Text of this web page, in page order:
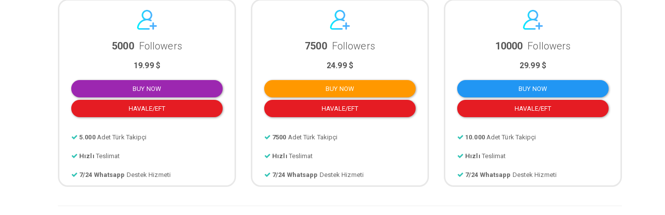
5000 Followers
19.99 $
BUY NOW
HAVALE/EFT
5.000 Adet Türk Takipçi
Hızlı Teslimat
7/24 Whatsapp Destek Hizmeti
7500 Followers
24.99 $
BUY NOW
HAVALE/EFT
7500 Adet Türk Takipçi
Hızlı Teslimat
7/24 Whatsapp Destek Hizmeti
10000 Followers
29.99 $
BUY NOW
HAVALE/EFT
10.000 Adet Türk Takipçi
Hızlı Teslimat
7/24 Whatsapp Destek Hizmeti